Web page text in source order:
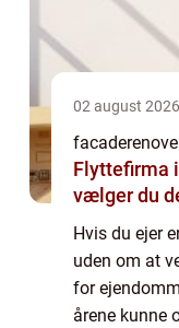
02 august 2026
Flyttefirma i
vælger du
Hvis du ejer
uden om at
for
årene kunne